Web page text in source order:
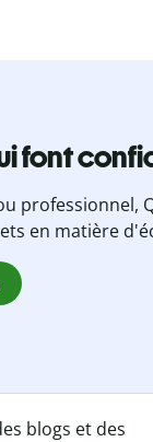
font
professionnel,
en matière
blogs et des